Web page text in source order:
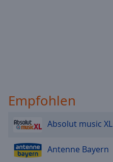
Empfohlen
Absolut music XL
Antenne Bayern